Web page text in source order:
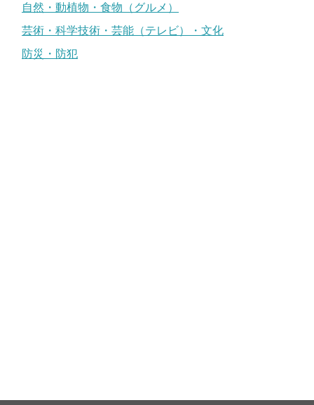
自然・動植物・食物（グルメ）
芸術・科学技術・芸能（テレビ）・文化
防災・防犯